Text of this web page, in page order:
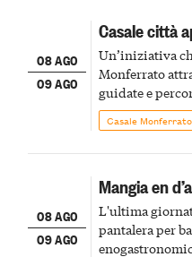
08 AGO
09 AGO
Casale città
Un’iniziativa
Monferrato
guidate e
Casale Monferrato
08 AGO
09 AGO
Mangia en
L'ultima
pantalera per